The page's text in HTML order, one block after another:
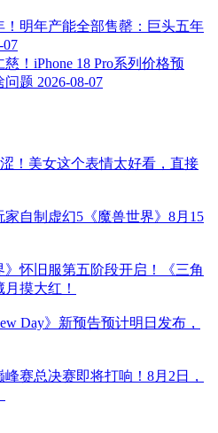
！明年产能全部售罄：巨头五年
07
！iPhone 18 Pro系列价格预
问题 2026-08-07
！美女这个表情太好看，直接
自制虚幻5《魔兽世界》8月15
怀旧服第五阶段开启！《三角
摸大红！
Day》新预告预计明日发布，
峰赛总决赛即将打响！8月2日，